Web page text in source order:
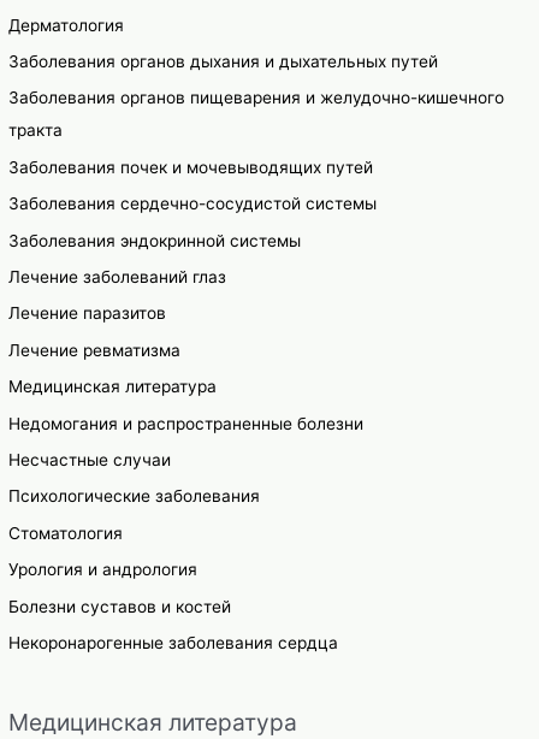
Дерматология
Заболевания органов дыхания и дыхательных путей
Заболевания органов пищеварения и желудочно-кишечного
тракта
Заболевания почек и мочевыводящих путей
Заболевания сердечно-сосудистой системы
Заболевания эндокринной системы
Лечение заболеваний глаз
Лечение паразитов
Лечение ревматизма
Медицинская литература
Недомогания и распространенные болезни
Несчастные случаи
Психологические заболевания
Стоматология
Урология и андрология
Болезни суставов и костей
Некоронарогенные заболевания сердца
Медицинская литература